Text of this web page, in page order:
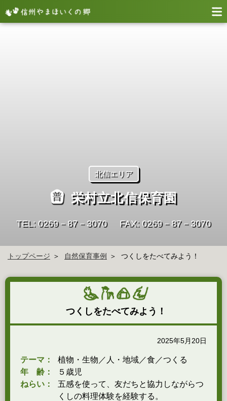
北信エリア
栄村立北信保育園
TEL: 0269－87－3070 FAX: 0269－87－3070
トップページ 自然保育事例 つくしをたべてみよう！
つくしをたべてみよう！
2025年5月20日
テーマ：
植物・生物／人・地域／食／つくる
年 齢：
５歳児
ねらい：
五感を使って、友だちと協力しながらつ
くしの料理体験を経験する。